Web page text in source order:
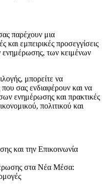
παρέχουν μια
εμπειρικές προσεγγίσεις
των κειμένων
μπορείτε να
που σας ενδιαφέρουν και να
ενημέρωσης και πρακτικές
πολιτικού και
και την Επικοινωνία
στα Νέα Μέσα: